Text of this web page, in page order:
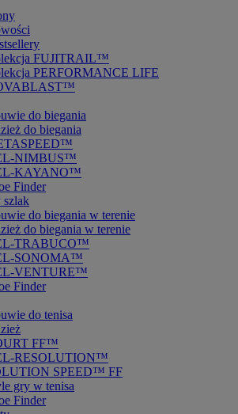
FUJITRAIL™
PERFORMANCE LIFE
do biegania
do biegania
NIMBUS™
KAYANO™
Finder
szlak
do biegania w terenie
do biegania w terenie
TRABUCO™
SONOMA™
VENTURE™
Finder
do tenisa
FF™
RESOLUTION™
SPEED™ FF
gry w tenisa
Finder